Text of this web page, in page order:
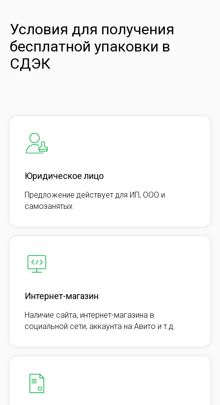
Условия для получения
бесплатной упаковки в
СДЭК
Юридическое лицо
Предложение действует для ИП, ООО и
самозанятых
Интернет-магазин
Наличие сайта, интернет-магазина в
социальной сети, аккаунта на Авито и т.д.